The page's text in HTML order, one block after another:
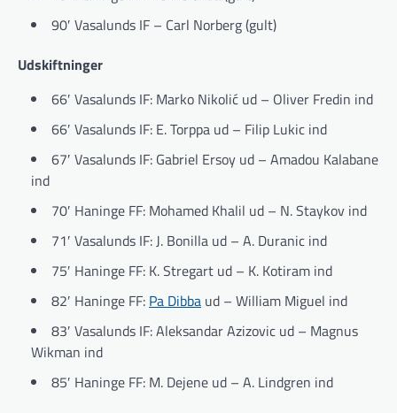
90′ Vasalunds IF – Carl Norberg (gult)
Udskiftninger
66′ Vasalunds IF: Marko Nikolić ud – Oliver Fredin ind
66′ Vasalunds IF: E. Torppa ud – Filip Lukic ind
67′ Vasalunds IF: Gabriel Ersoy ud – Amadou Kalabane
ind
70′ Haninge FF: Mohamed Khalil ud – N. Staykov ind
71′ Vasalunds IF: J. Bonilla ud – A. Duranic ind
75′ Haninge FF: K. Stregart ud – K. Kotiram ind
82′ Haninge FF: Pa Dibba ud – William Miguel ind
83′ Vasalunds IF: Aleksandar Azizovic ud – Magnus
Wikman ind
85′ Haninge FF: M. Dejene ud – A. Lindgren ind